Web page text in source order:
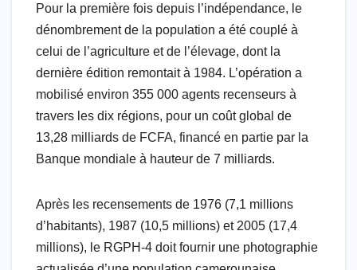
Pour la première fois depuis l’indépendance, le
dénombrement de la population a été couplé à
celui de l’agriculture et de l’élevage, dont la
dernière édition remontait à 1984. L’opération a
mobilisé environ 355 000 agents recenseurs à
travers les dix régions, pour un coût global de
13,28 milliards de FCFA, financé en partie par la
Banque mondiale à hauteur de 7 milliards.
Après les recensements de 1976 (7,1 millions
d’habitants), 1987 (10,5 millions) et 2005 (17,4
millions), le RGPH-4 doit fournir une photographie